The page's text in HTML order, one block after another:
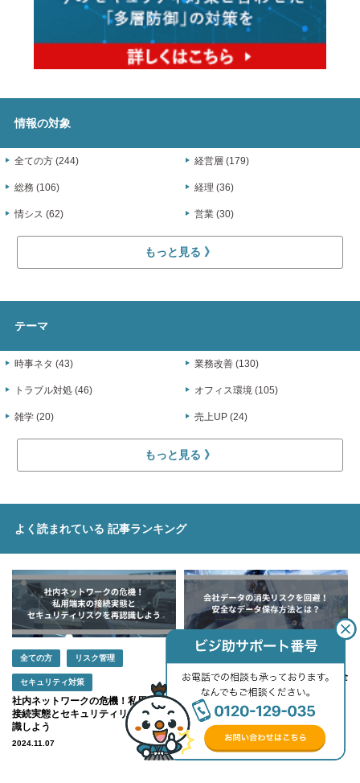
情報の対象
全ての方 (244) 経営層 (179)
総務 (106) 経理 (36)
情シス (62) 営業 (30)
もっと見る
テーマ
時事ネタ (43) 業務改善 (130)
トラブル対処 (46) オフィス環境 (105)
雑学 (20) 売上UP (24)
もっと見る
よく読まれている 記事ランキング
全ての方 リスク管理
セキュリティ対策
社内ネットワークの危機！私用端末の
接続実態とセキュリティリスクを再認
識しよう
2024.11.07
会社データの消失リスクを回避！安全
なデータ保存方法とは？
2024.11.07